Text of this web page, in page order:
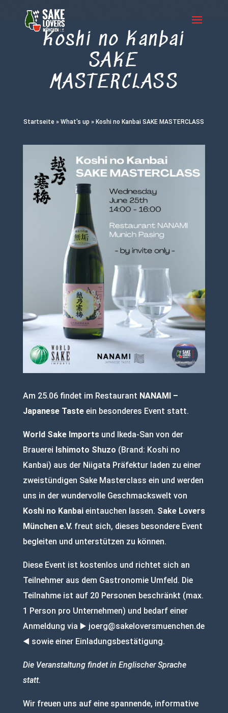
Koshi no Kanbai
SAKE
MASTERCLASS
Startseite »What's up » Koshi no Kanbai SAKE MASTERCLASS
Am 25.06 findet im Restaurant NANAMI –
Japanese Tasteein besonderes Event statt.
World Sake Importsund Ikeda-San von der
Brauerei Ishimoto Shuzo (Brand: Koshi no
Kanbai) aus der Niigata Präfektur laden zu einer
zweistündigen Sake Masterclass ein und werden
uns in der wundervolle Geschmackswelt von
Koshi no Kanbaieintauchen lassen. Sake Lovers
München e.V.freut sich, dieses besondere Event
begleiten und unterstützen zu können.
Diese Event ist kostenlos und richtet sich an
Teilnehmer aus dem Gastronomie Umfeld. Die
Teilnahme ist auf 20 Personen beschränkt (max.
1 Person pro Unternehmen) und bedarf einer
Anmeldung via ▶️ joerg@sakeloversmuenchen.de
◀️ sowie einer Einladungsbestätigung.
Die Veranstaltung findet in Englischer Sprache
statt.
Wir freuen uns auf eine spannende, informative